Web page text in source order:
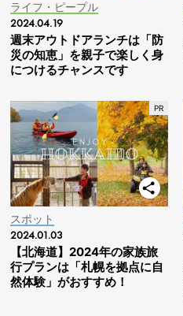
ライフ・ピープル
2024.04.19
週末アウトドアランチは「防
災の知恵」を親子で楽しく身
につけるチャンスです
スポット
2024.01.03
【北海道】2024年の家族旅
行プランは「札幌を拠点に自
然体験」がおすすめ！